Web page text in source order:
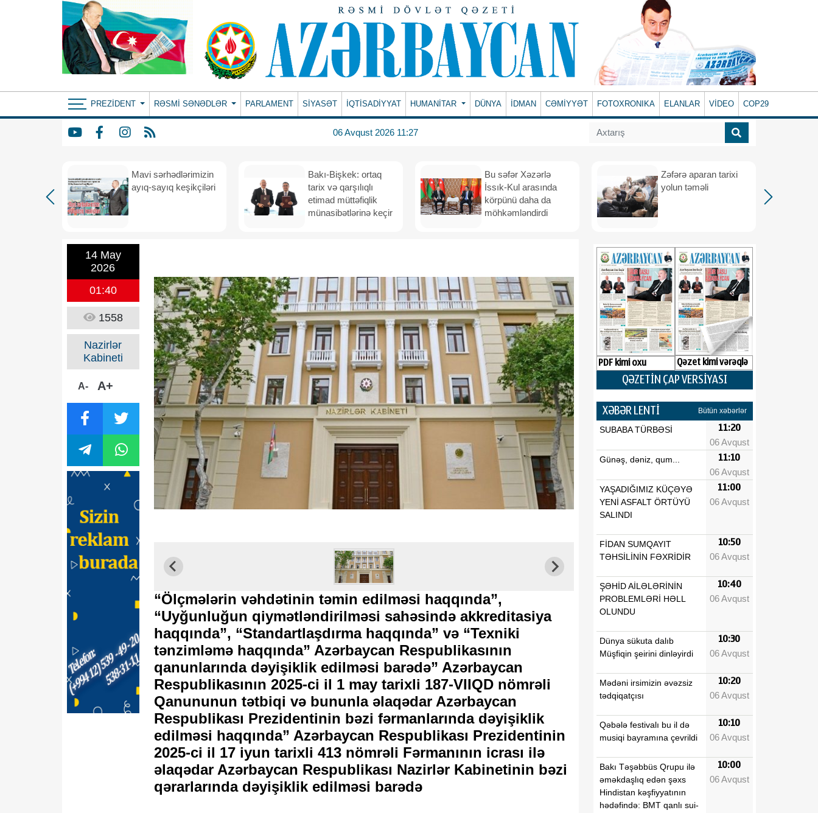
PREZIDENT RƏSMI SƏNƏDLƏR PARLAMENT SİYASƏT İQTİSADİYYAT HUMANITAR DÜNYA İDMAN CƏMİYYƏT FOTOXRONIKA ELANLAR VİDEO COP29
06 Avqust 2026 11:27
Mavi sərhədlərimizin
ayıq-sayıq keşikçiləri
Bakı-Bişkek: ortaq
tarix və qarşılıqlı
etimad müttəfiqlik
münasibətlərinə keçir
Bu səfər Xəzərlə
İssık-Kul arasında
körpünü daha da
möhkəmləndirdi
Zəfərə aparan tarixi
yolun təməli
14 May
2026
01:40
1558
Nazirlər
Kabineti
A- A+
“Ölçmələrin vəhdətinin təmin edilməsi haqqında”,
“Uyğunluğun qiymətləndirilməsi sahəsində akkreditasiya
haqqında”, “Standartlaşdırma haqqında” və “Texniki
tənzimləmə haqqında” Azərbaycan Respublikasının
qanunlarında dəyişiklik edilməsi barədə” Azərbaycan
Respublikasının 2025-ci il 1 may tarixli 187-VIIQD nömrəli
Qanununun tətbiqi və bununla əlaqədar Azərbaycan
Respublikası Prezidentinin bəzi fərmanlarında dəyişiklik
edilməsi haqqında” Azərbaycan Respublikası Prezidentinin
2025-ci il 17 iyun tarixli 413 nömrəli Fərmanının icrası ilə
əlaqədar Azərbaycan Respublikası Nazirlər Kabinetinin bəzi
qərarlarında dəyişiklik edilməsi barədə
PDF kimi oxu Qəzet kimi vərəqlə
QƏZETİN ÇAP VERSİYASI
XƏBƏR LENTİ Bütün xəbərlər
SUBABA TÜRBƏSİ 11:20
06 Avqust
Günəş, dəniz, qum... 11:10
06 Avqust
YAŞADIĞIMIZ KÜÇƏYƏ
YENİ ASFALT ÖRTÜYÜ
SALINDI
11:00
06 Avqust
FİDAN SUMQAYIT
TƏHSİLİNİN FƏXRİDİR
10:50
06 Avqust
ŞƏHİD AİLƏLƏRİNİN
PROBLEMLƏRİ HƏLL
OLUNDU
10:40
06 Avqust
Dünya sükuta dalıb
Müşfiqin şeirini dinləyirdi
10:30
06 Avqust
Mədəni irsimizin əvəzsiz
tədqiqatçısı
10:20
06 Avqust
Qəbələ festivalı bu il də
musiqi bayramına çevrildi
10:10
06 Avqust
Bakı Təşəbbüs Qrupu ilə
əməkdaşlıq edən şəxs
Hindistan kəşfiyyatının
hədəfində: BMT qanlı sui-
10:00
06 Avqust